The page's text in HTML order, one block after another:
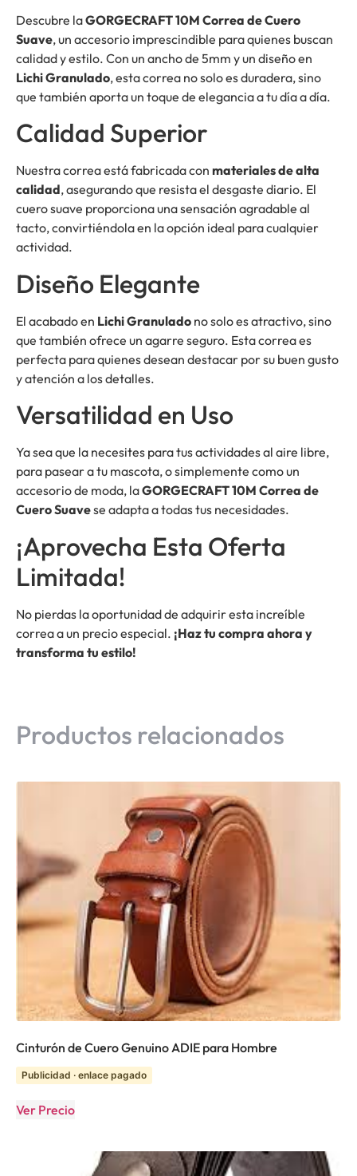
Descubre laGORGECRAFT 10M Correa de Cuero
Suave, un accesorio imprescindible para quienes buscan
calidad y estilo. Con un ancho de 5mm y un diseño en
Lichi Granulado, esta correa no solo es duradera, sino
que también aporta un toque de elegancia a tu día a día.
Calidad Superior
Nuestra correa está fabricada con materiales de alta
calidad, asegurando que resista el desgaste diario. El
cuero suave proporciona una sensación agradable al
tacto, convirtiéndola en la opción ideal para cualquier
actividad.
Diseño Elegante
El acabado en Lichi Granulado no solo es atractivo, sino
que también ofrece un agarre seguro. Esta correa es
perfecta para quienes desean destacar por su buen gusto
y atención a los detalles.
Versatilidad en Uso
Ya sea que la necesites para tus actividades al aire libre,
para pasear a tu mascota, o simplemente como un
accesorio de moda, laGORGECRAFT 10M Correa de
Cuero Suavese adapta a todas tus necesidades.
¡Aprovecha Esta Oferta
Limitada!
No pierdas la oportunidad de adquirir esta increíble
correa a un precio especial. ¡Haz tu compra ahora y
transforma tu estilo!
Productos relacionados
Cinturón de Cuero Genuino ADIE para Hombre
Publicidad · enlace pagado
Ver Precio